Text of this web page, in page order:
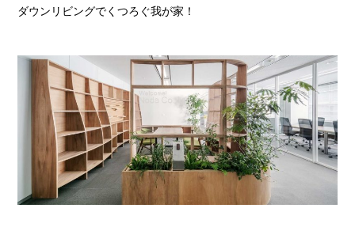
ダウンリビングでくつろぐ我が家！